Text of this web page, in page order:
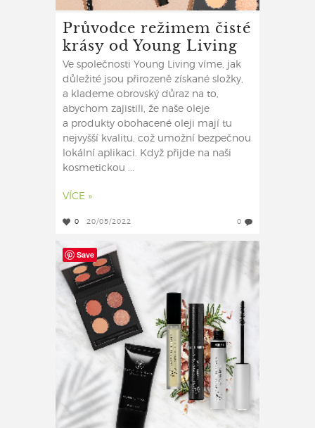
Průvodce režimem čisté
krásy od Young Living
Ve společnosti Young Living víme, jak
důležité jsou přirozeně získané složky,
a klademe obrovský důraz na to,
abychom zajistili, že naše oleje
a produkty obohacené oleji mají tu
nejvyšší kvalitu, což umožní bezpečnou
lokální aplikaci. Když přijde na naši
kosmetickou ...
VÍCE »
0 20/05/2022 0
Save